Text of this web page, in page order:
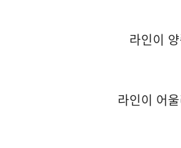
라인이
라인이 어